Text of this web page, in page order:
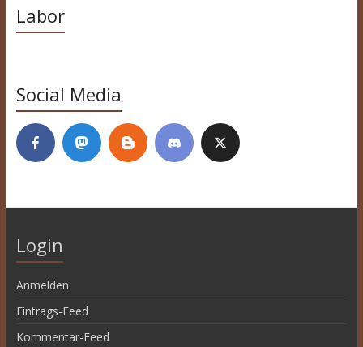
Labor
Social Media
Login
Anmelden
Eintrags-Feed
Kommentar-Feed